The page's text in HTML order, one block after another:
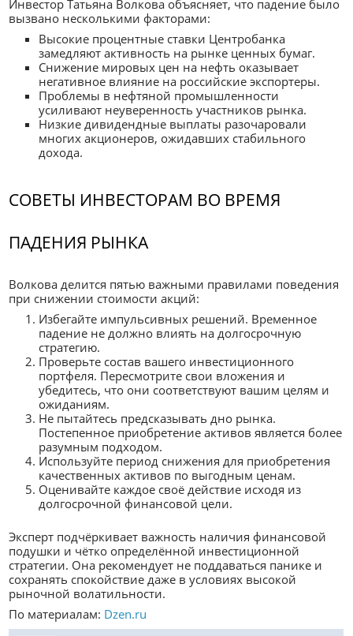
Инвестор Татьяна Волкова объясняет, что падение было
вызвано несколькими факторами:
Высокие процентные ставки Центробанка
замедляют активность на рынке ценных бумаг.
Снижение мировых цен на нефть оказывает
негативное влияние на российские экспортеры.
Проблемы в нефтяной промышленности
усиливают неуверенность участников рынка.
Низкие дивидендные выплаты разочаровали
многих акционеров, ожидавших стабильного
дохода.
СОВЕТЫ ИНВЕСТОРАМ ВО ВРЕМЯ
ПАДЕНИЯ РЫНКА
Волкова делится пятью важными правилами поведения
при снижении стоимости акций:
Избегайте импульсивных решений. Временное
падение не должно влиять на долгосрочную
стратегию.
Проверьте состав вашего инвестиционного
портфеля. Пересмотрите свои вложения и
убедитесь, что они соответствуют вашим целям и
ожиданиям.
Не пытайтесь предсказывать дно рынка.
Постепенное приобретение активов является более
разумным подходом.
Используйте период снижения для приобретения
качественных активов по выгодным ценам.
Оценивайте каждое своё действие исходя из
долгосрочной финансовой цели.
Эксперт подчёркивает важность наличия финансовой
подушки и чётко определённой инвестиционной
стратегии. Она рекомендует не поддаваться панике и
сохранять спокойствие даже в условиях высокой
рыночной волатильности.
По материалам: Dzen.ru